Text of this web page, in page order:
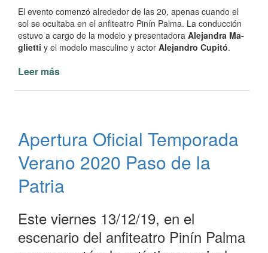
El even­to co­men­zó al­re­de­dor de las 20, apenas cuando el
sol se ocultaba en el an­fi­te­a­tro Pi­nín Pal­ma. La con­duc­ción
es­tu­vo a car­go de la mo­de­lo y pre­sen­ta­do­ra Ale­jan­dra Ma­
gliet­ti y el mo­de­lo mas­cu­li­no y ac­tor Ale­jan­dro Cu­pi­tó.
Leer más
temporada
verano
2020
Apertura Oficial Temporada
Verano 2020 Paso de la
Patria
Este viernes 13/12/19, en el
escenario del anfiteatro Pinín Palma